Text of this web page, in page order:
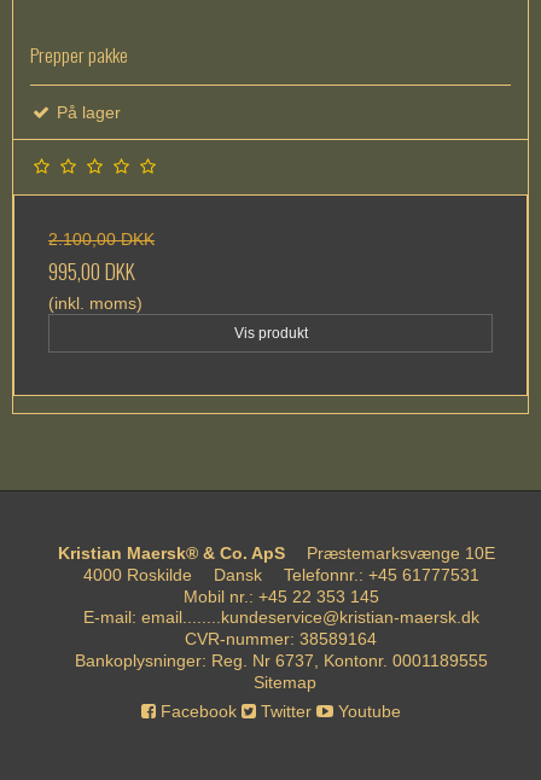
Prepper pakke
På lager
2.100,00 DKK
995,00 DKK
(inkl. moms)
Vis produkt
Kristian Maersk® & Co. ApS
Præstemarksvænge 10E
4000 Roskilde
Dansk Telefonnr. : +45 61777531
Mobil nr. : +45 22 353 145
E-mail: email........kundeservice@kristian-maersk.dk
CVR-nummer: 38589164
Bankoplysninger: Reg. Nr 6737, Kontonr. 0001189555
Sitemap
Facebook
Twitter Youtube